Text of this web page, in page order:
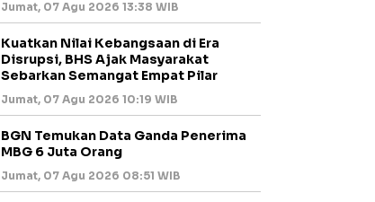
Jumat, 07 Agu 2026 13:38 WIB
Kuatkan Nilai Kebangsaan di Era
Disrupsi, BHS Ajak Masyarakat
Sebarkan Semangat Empat Pilar
Jumat, 07 Agu 2026 10:19 WIB
BGN Temukan Data Ganda Penerima
MBG 6 Juta Orang
Jumat, 07 Agu 2026 08:51 WIB